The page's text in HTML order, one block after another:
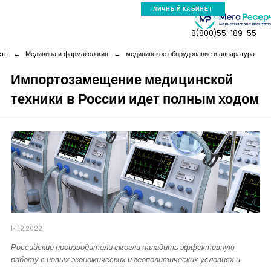
ЛИЧНЫЙ КАБИНЕТ
Компания
Услуги
Новая реальность
Кейсы
Аналитика
8(800)55-189-55
← Медицина и фармакология ← медицинское оборудование и аппаратура
Импортозамещение медицинской
техники в России идет полным ходом
14.12.2022
Российские производители смогли наладить эффективную
работу в новых экономических и геополитических условиях и